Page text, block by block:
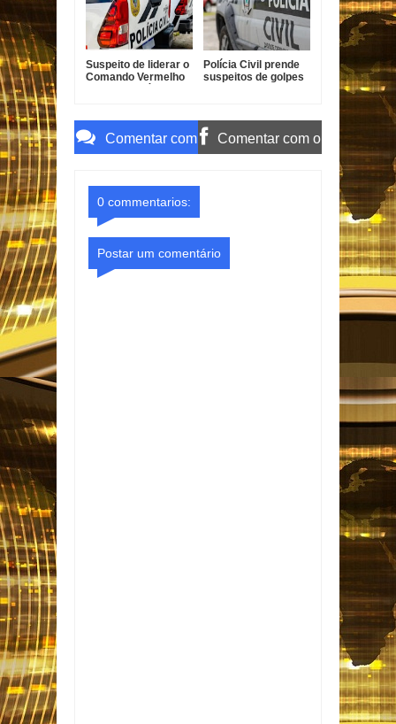
Suspeito de liderar o
Comando Vermelho
Polícia Civil prende
suspeitos de golpes
Comentar com Comentar com o
0 commentarios:
Postar um comentário